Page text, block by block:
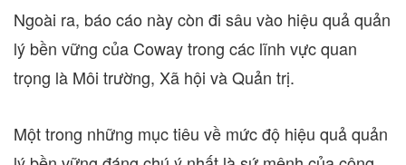
Ngoài ra, báo cáo này còn đi sâu vào hiệu quả quản
lý bền vững của Coway trong các lĩnh vực quan
trọng là Môi trường, Xã hội và Quản trị.
Một trong những mục tiêu về mức độ hiệu quả quản